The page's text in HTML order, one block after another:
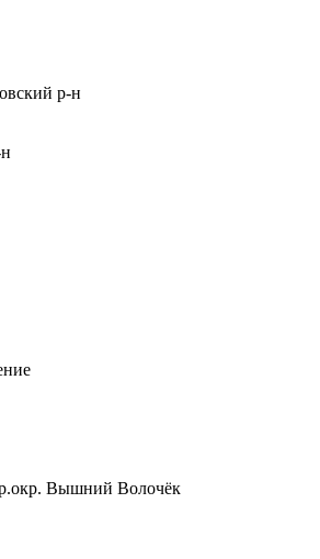
р-н
Вышний Волочёк